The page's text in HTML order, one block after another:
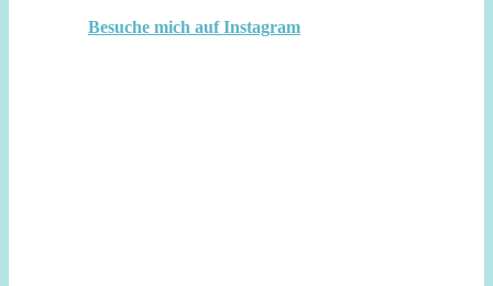
Besuche mich auf Instagram